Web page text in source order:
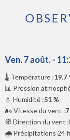
Ven. 7 août. -
🌡️ Température :19.7
📊 Pression
💧 Humidité :51 %
🌬️ Vitesse du vent :
🧭 Direction du vent :
🌧️ Précipitations 24